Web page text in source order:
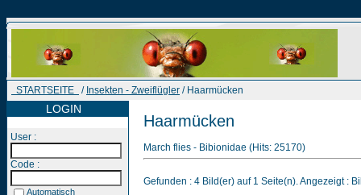
STARTSEITE / Insekten - Zweiflügler / Haarmücken
LOGIN
User :
Code :
Automatisch
Haarmücken
March flies - Bibionidae (Hits: 25170)
Gefunden : 4 Bild(er) auf 1 Seite(n). Angezeigt :